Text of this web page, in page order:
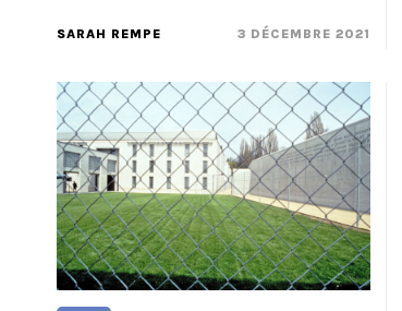
SARAH REMPE 3 DÉCEMBRE 2021